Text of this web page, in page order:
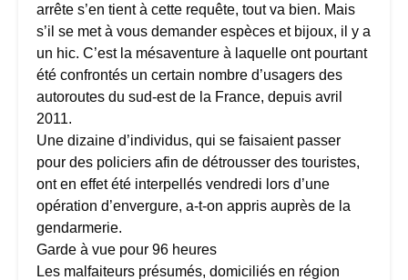
arrête s’en tient à cette requête, tout va bien. Mais
s’il se met à vous demander espèces et bijoux, il y a
un hic. C’est la mésaventure à laquelle ont pourtant
été confrontés un certain nombre d’usagers des
autoroutes du sud-est de la France, depuis avril
2011.
Une dizaine d’individus, qui se faisaient passer
pour des policiers afin de détrousser des touristes,
ont en effet été interpellés vendredi lors d’une
opération d’envergure, a-t-on appris auprès de la
gendarmerie.
Garde à vue pour 96 heures
Les malfaiteurs présumés, domiciliés en région